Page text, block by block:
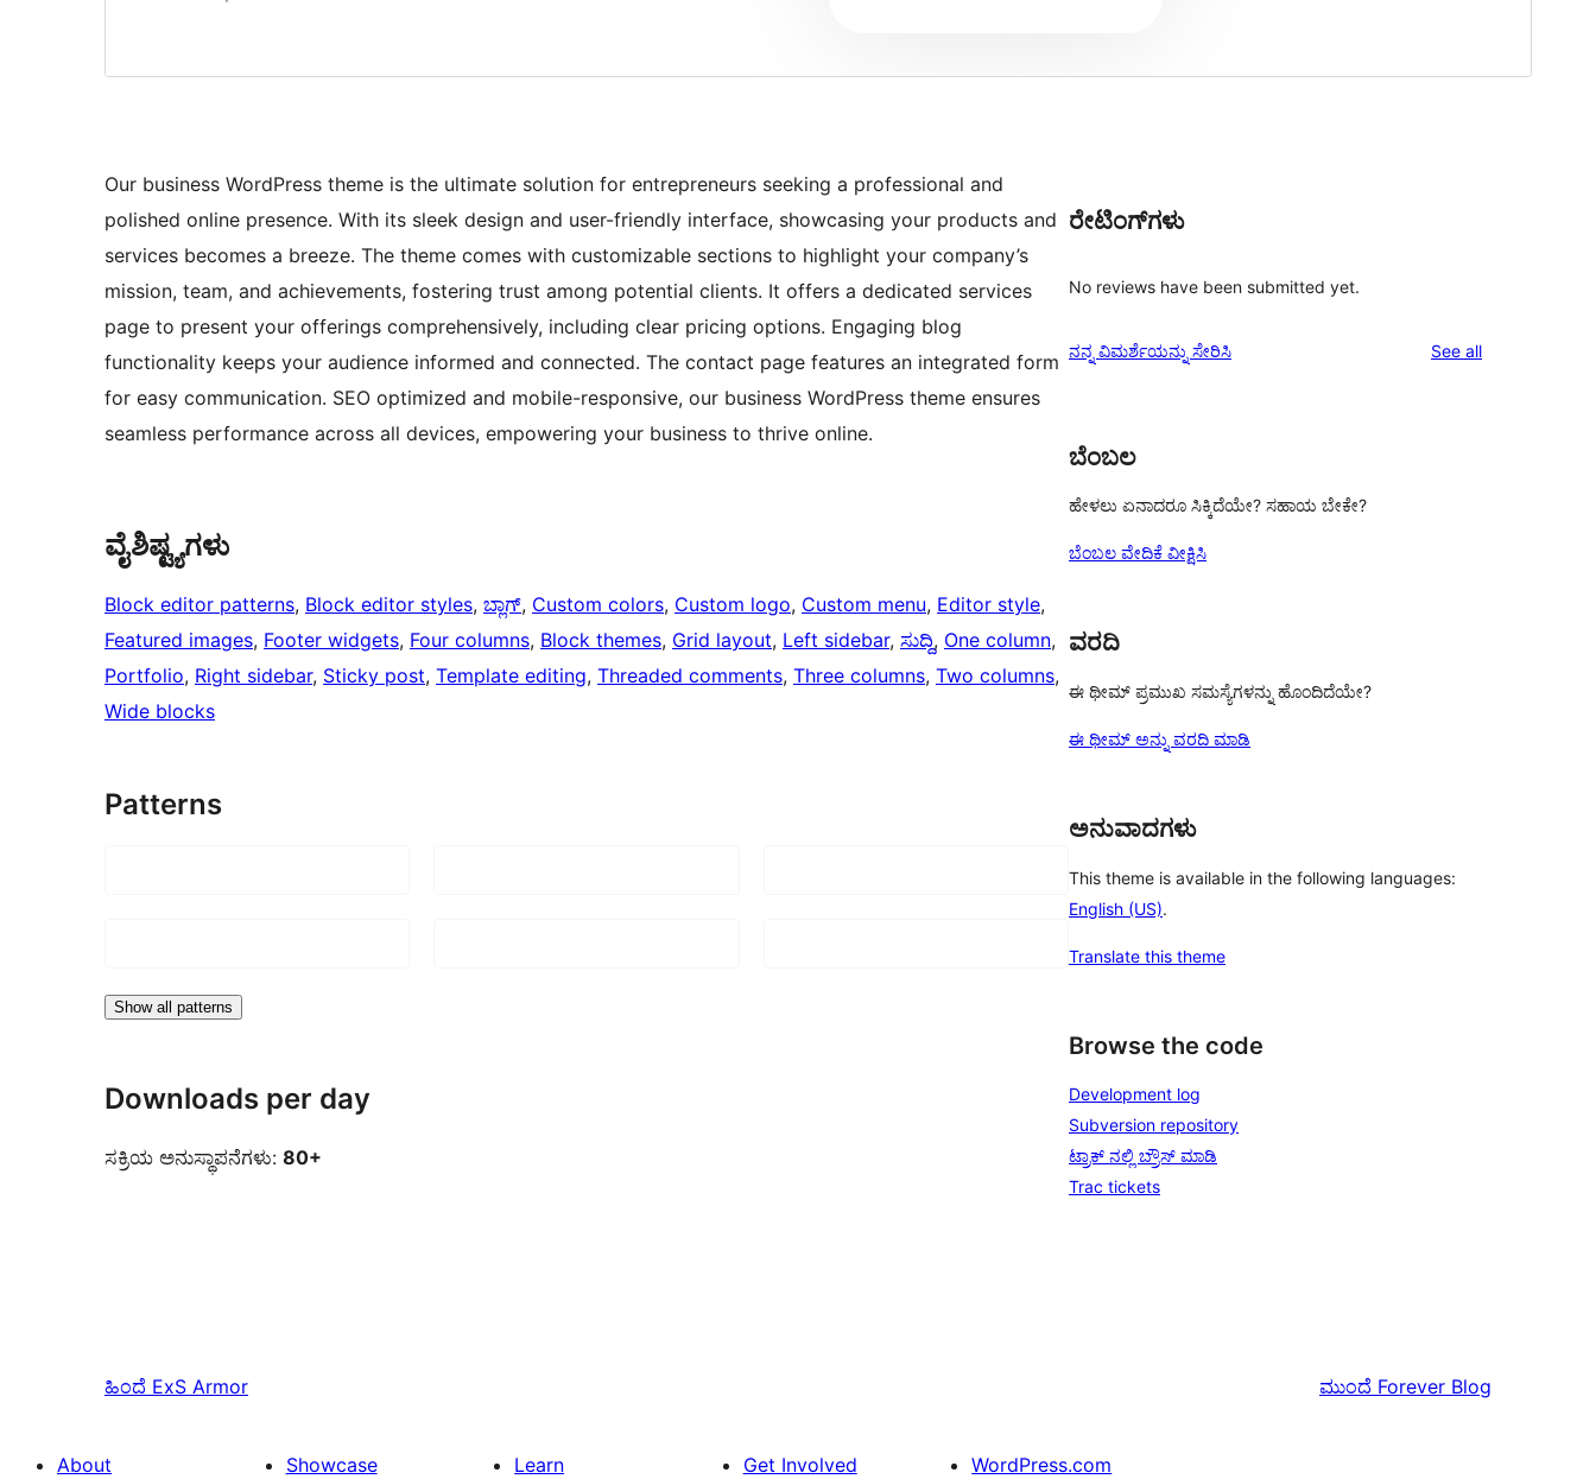
Our business WordPress theme is the ultimate solution for entrepreneurs seeking a professional and
polished online presence. With its sleek design and user-friendly interface, showcasing your products and
services becomes a breeze. The theme comes with customizable sections to highlight your company’s
mission, team, and achievements, fostering trust among potential clients. It offers a dedicated services
page to present your offerings comprehensively, including clear pricing options. Engaging blog
functionality keeps your audience informed and connected. The contact page features an integrated form
for easy communication. SEO optimized and mobile-responsive, our business WordPress theme ensures
seamless performance across all devices, empowering your business to thrive online.
ವೈಶಿಷ್ಟ್ಯಗಳು
Block editor patterns, Block editor styles, ಬ್ಲಾಗ್, Custom colors, Custom logo, Custom menu, Editor style
Featured images, Footer widgets, Four columns, Block themes, Grid layout, Left sidebar, ಸುದ್ದಿ, One column
Portfolio, Right sidebar, Sticky post, Template editing, Threaded comments, Three columns, Two columns
Wide blocks
Patterns
Show all patterns
Downloads per day
ಸಕ್ರಿಯ ಅನುಸ್ಥಾಪನೆಗಳು: 80+
ರೇಟಿಂಗ್‌ಗಳು
No reviews have been submitted yet.
ನನ್ನ ವಿಮರ್ಶೆಯನ್ನು ಸೇರಿಸಿ See allreviews
ಬೆಂಬಲ
ಹೇಳಲು ಏನಾದರೂ ಸಿಕ್ಕಿದೆಯೇ? ಸಹಾಯ ಬೇಕೇ?
ಬೆಂಬಲ ವೇದಿಕೆ ವೀಕ್ಷಿಸಿ
ವರದಿ
ಈ ಥೀಮ್ ಪ್ರಮುಖ ಸಮಸ್ಯೆಗಳನ್ನು ಹೊಂದಿದೆಯೇ?
ಈ ಥೀಮ್ ಅನ್ನು ವರದಿ ಮಾಡಿ
ಅನುವಾದಗಳು
This theme is available in the following languages:
English (US).
Translate this theme
Browse the code
Development log
Subversion repository
ಟ್ರಾಕ್ ನಲ್ಲಿ ಬ್ರೌಸ್ ಮಾಡಿ
Trac tickets
ಹಿಂದೆ ExS Armor ಮುಂದೆ Forever Blog
About Showcase Learn Get Involved WordPress.com